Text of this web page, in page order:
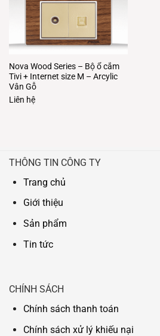
Nova Wood Series – Bộ ổ cắm
Tivi + Internet size M – Arcylic
Vân Gỗ
Liên hệ
THÔNG TIN CÔNG TY
Trang chủ
Giới thiệu
Sản phẩm
Tin tức
CHÍNH SÁCH
Chính sách thanh toán
Chính sách xử lý khiếu nại